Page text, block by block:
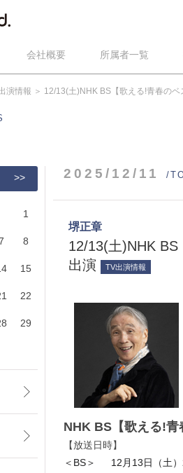
会社概要 所属者一覧
演情報 12/13(土)NHK BS【歌える!青春の
2025/12/11 /
堺正章
12/13(土)NHK BS
出演
TV出演情報
NHK BS【歌える!青
【放送日時】
＜BS＞ 12月13日（土）
>>
1
8
15
22
29